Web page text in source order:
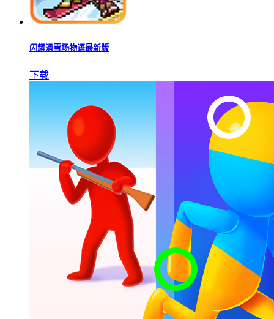
闪耀滑雪场物语最新版
下载